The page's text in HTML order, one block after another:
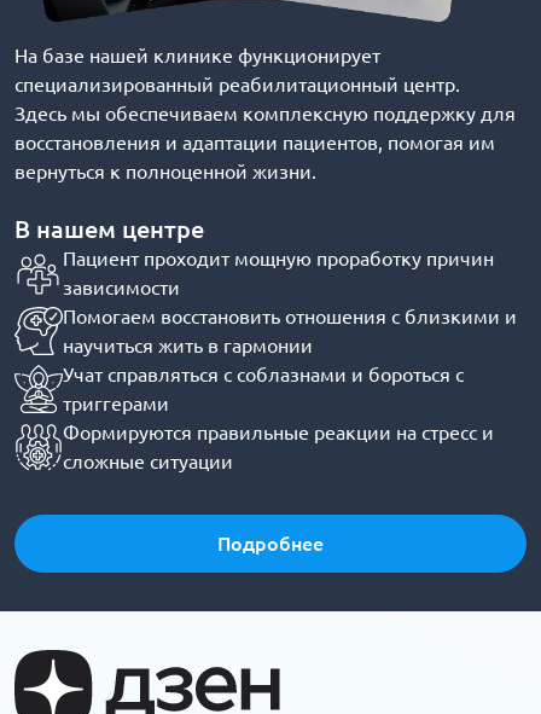
На базе нашей клинике функционирует
специализированный реабилитационный центр.
Здесь мы обеспечиваем комплексную поддержку для
восстановления и адаптации пациентов, помогая им
вернуться к полноценной жизни.
В нашем центре
Пациент проходит мощную проработку причин
зависимости
Помогаем восстановить отношения с близкими и
научиться жить в гармонии
Учат справляться с соблазнами и бороться с
триггерами
Формируются правильные реакции на стресс и
сложные ситуации
Подробнее